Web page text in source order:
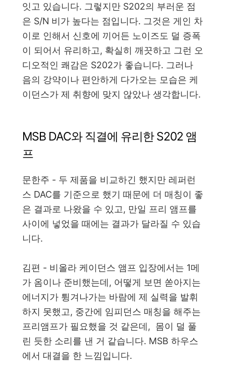
잇고 있습니다. 그렇지만 S202의 부러운 점
은 S/N 비가 높다는 점입니다. 그것은 게인 차
이로 인해서 신호에 끼어든 노이즈도 덜 증폭
이 되어서 유리하고, 확실히 깨끗하고 그런 오
디오적인 쾌감은 S202가 좋습니다. 그러나
음의 강약이나 편안하게 다가오는 모습은 케
이던스가 제 취향에 맞지 않았나 생각합니다.
MSB DAC와 직결에 유리한 S202 앰
프
문한주 - 두 제품을 비교하긴 했지만 레퍼런
스 DAC를 기준으로 했기 때문에 더 매칭이 좋
은 결과로 나왔을 수 있고, 만일 프리 앰프를
사이에 넣었을 때에는 결과가 달라질 수 있습
니다.
김편 - 비올라 케이던스 앰프 입장에서는 1메
가 옴이나 준비했는데, 어떻게 보면 쏟아지는
에너지가 튕겨나가는 바람에 제 실력을 발휘
하지 못했고, 중간에 임피던스 매칭을 해주는
프리앰프가 필요했을 것 같은데, 몸이 덜 풀
린 듯한 소리를 낸 거 같습니다. MSB 하우스
에서 대결을 한 느낌입니다.